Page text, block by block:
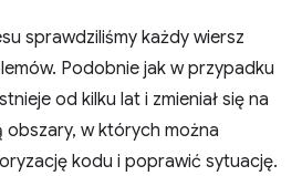
sprawdziliśmy każdy wiersz
Podobnie jak w przypadku
od kilku lat i zmieniał się na
obszary, w których można
kodu i poprawić sytuację.